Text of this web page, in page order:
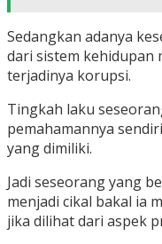
Sedangkan adanya
dari sistem kehidupan
terjadinya korupsi.
Tingkah laku
pemahamannya
yang dimiliki.
Jadi seseorang yang
menjadi cikal bakal ia
jika dilihat dari aspek